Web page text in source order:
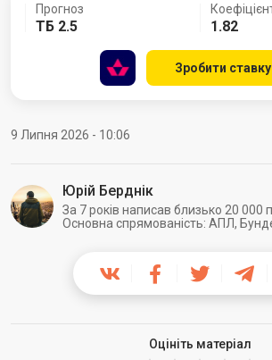
Прогноз
ТБ 2.5 1.82
Зробити ставку
9 Липня 2026 - 10:06
Юрій Берднік
За 7 років написав близько 20 000
Основна спрямованість: АПЛ,
Оцініть матеріал